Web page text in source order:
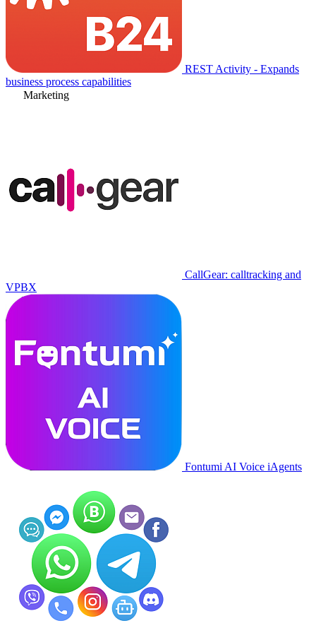
REST Activity - Expands
business process capabilities
Marketing
CallGear: calltracking and
VPBX
Fontumi AI Voice iAgents